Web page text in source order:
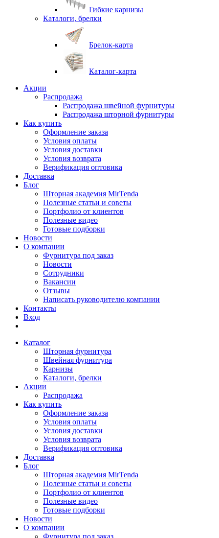
Гибкие карнизы
Каталоги, брелки
Брелок-карта
Каталог-карта
Акции
Распродажа
Распродажа швейной фурнитуры
Распродажа шторной фурнитуры
Как купить
Оформление заказа
Условия оплаты
Условия доставки
Условия возврата
Верификация оптовика
Доставка
Блог
Шторная академия MirTenda
Полезные статьи и советы
Портфолио от клиентов
Полезные видео
Готовые подборки
Новости
О компании
Фурнитура под заказ
Новости
Сотрудники
Вакансии
Отзывы
Написать руководителю компании
Контакты
Вход
Каталог
Шторная фурнитура
Швейная фурнитура
Карнизы
Каталоги, брелки
Акции
Распродажа
Как купить
Оформление заказа
Условия оплаты
Условия доставки
Условия возврата
Верификация оптовика
Доставка
Блог
Шторная академия MirTenda
Полезные статьи и советы
Портфолио от клиентов
Полезные видео
Готовые подборки
Новости
О компании
Фурнитура под заказ